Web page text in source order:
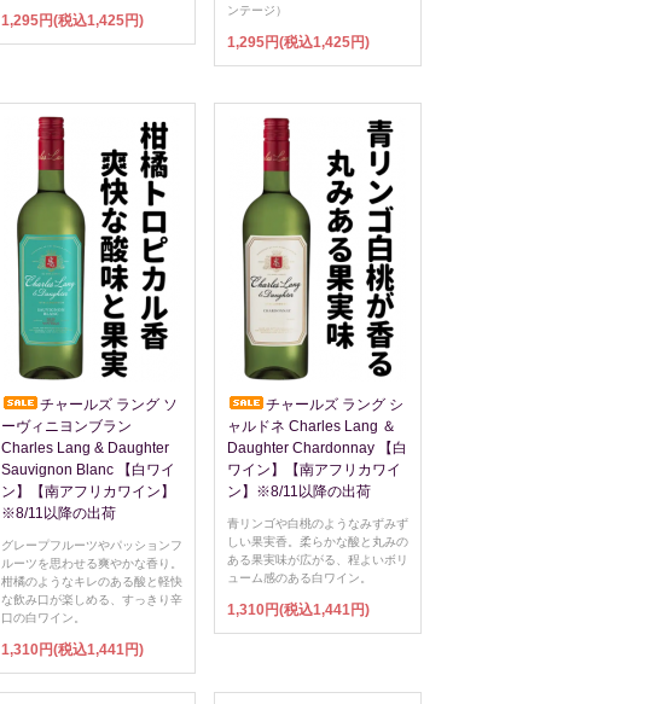
1,295円(税込1,425円)
ンテージ）
1,295円(税込1,425円)
チャールズ ラング ソ
ーヴィニヨンブラン
Charles Lang & Daughter
Sauvignon Blanc 【白ワイ
ン】【南アフリカワイン】
※8/11以降の出荷
グレープフルーツやパッションフ
ルーツを思わせる爽やかな香り。
柑橘のようなキレのある酸と軽快
な飲み口が楽しめる、すっきり辛
口の白ワイン。
1,310円(税込1,441円)
チャールズ ラング シ
ャルドネ Charles Lang ＆
Daughter Chardonnay 【白
ワイン】【南アフリカワイ
ン】※8/11以降の出荷
青リンゴや白桃のようなみずみず
しい果実香。柔らかな酸と丸みの
ある果実味が広がる、程よいボリ
ューム感のある白ワイン。
1,310円(税込1,441円)